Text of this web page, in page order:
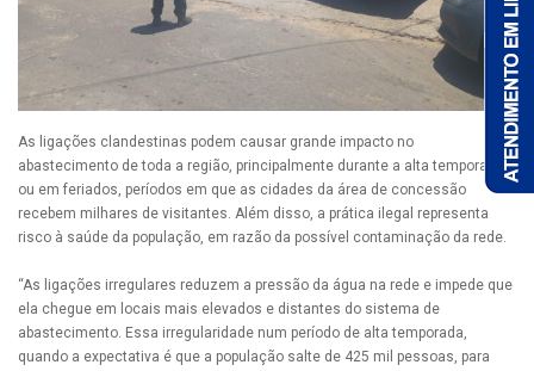
As ligações clandestinas podem causar grande impacto no
abastecimento de toda a região, principalmente durante a alta temporada
ou em feriados, períodos em que as cidades da área de concessão
recebem milhares de visitantes. Além disso, a prática ilegal representa
risco à saúde da população, em razão da possível contaminação da rede.
“As ligações irregulares reduzem a pressão da água na rede e impede que
ela chegue em locais mais elevados e distantes do sistema de
abastecimento. Essa irregularidade num período de alta temporada,
quando a expectativa é que a população salte de 425 mil pessoas, para